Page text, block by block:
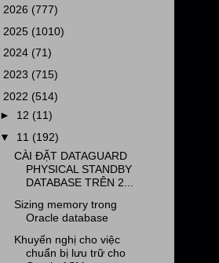
2026 (777)
2025 (1010)
2024 (71)
2023 (715)
2022 (514)
► 12 (11)
▼ 11 (192)
CÀI ĐẶT DATAGUARD
PHYSICAL STANDBY
DATABASE TRÊN 2...
Sizing memory trong
Oracle database
Khuyến nghị cho việc
chuẩn bị lưu trữ cho